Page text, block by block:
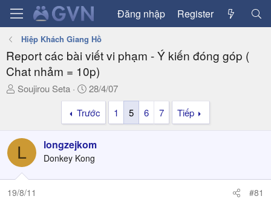
Đăng nhập Register
Hiệp Khách Giang Hồ
Report các bài viết vi phạm - Ý kiến đóng góp (
Chat nhảm = 10p)
T
a
s
t
a
Soujirou Seta
N
g
à
y
ử
i
28/4/07
Trước
1 5 6 7 Tiếp
L longzejkom
Donkey Kong
19/8/11 #81